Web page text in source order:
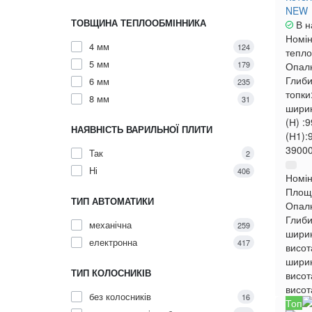
ТОВЩИНА ТЕПЛООБМІННИКА
4 мм
124
5 мм 179
6 мм 235
8 мм 31
НАЯВНІСТЬ ВАРИЛЬНОЇ ПЛИТИ
Так
2
Ні 406
ТИП АВТОМАТИКИ
механічна
259
електронна 417
ТИП КОЛОСНИКІВ
без колосників
16
NEW
В
(Н) :
(Н1):
Топ